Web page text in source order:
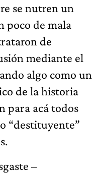
se nutren un
poco de mala
de
mediante el
algo como un
de la historia
para acá todos
“destituyente”
–